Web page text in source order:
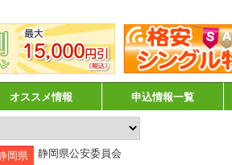
オススメ情報 申込情報一覧
岡県 静岡県公安委員会